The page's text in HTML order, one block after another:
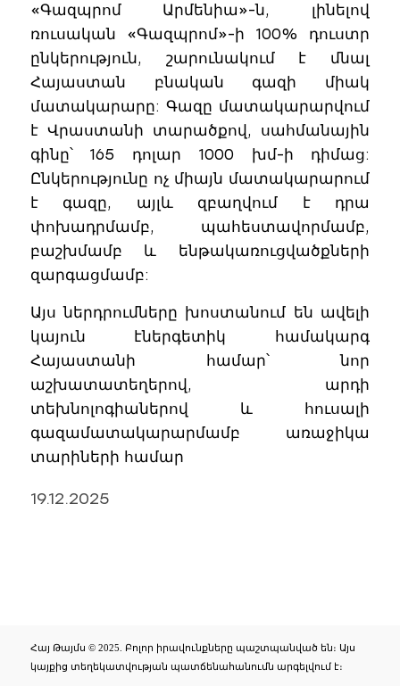
«Գազպրոմ Արմենիա»-ն, լինելով
ռուսական «Գազպրոմ»-ի 100% դուստր
ընկերություն, շարունակում է մնալ
Հայաստան բնական գազի միակ
մատակարարը: Գազը մատակարարվում
է Վրաստանի տարածքով, սահմանային
գինը՝ 165 դոլար 1000 խմ-ի դիմաց:
Ընկերությունը ոչ միայն մատակարարում
է գազը, այլև զբաղվում է դրա
փոխադրմամբ, պահեստավորմամբ,
բաշխմամբ և ենթակառուցվածքների
զարգացմամբ:
Այս ներդրումները խոստանում են ավելի
կայուն էներգետիկ համակարգ
Հայաստանի համար՝ նոր
աշխատատեղերով, արդի
տեխնոլոգիաներով և հուսալի
գազամատակարարմամբ առաջիկա
տարիների համար
19.12.2025
Հայ Թայմս © 2025. Բոլոր իրավունքները պաշտպանված են։ Այս
կայքից տեղեկատվության պատճենահանումն արգելվում է։